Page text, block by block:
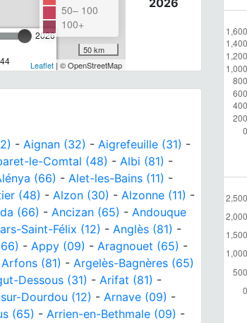
2026
50– 100
100+
50 km
Leaflet| © OpenStreetMap
- Aignan (32) - Aigrefeuille (31) -
le-Comtal (48) - Albi (81) -
(66) - Alet-les-Bains (11) -
(48) - Alzon (30) - Alzonne (11) -
(66) - Ancizan (65) - Andouque
Saint-Félix (12) - Anglès (81) -
- Appy (09) - Aragnouet (65) -
Arfons (81) - Argelès-Bagnères (65)
Dessous (31) - Arifat (81) -
Dourdou (12) - Arnave (09) -
(65) - Arrien-en-Bethmale (09) -